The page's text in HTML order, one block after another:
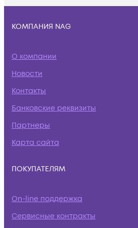
КОМПАНИЯ NAG
О компании
Новости
Контакты
Банковские реквизиты
Партнеры
Карта сайта
ПОКУПАТЕЛЯМ
On-line поддержка
Сервисные контракты